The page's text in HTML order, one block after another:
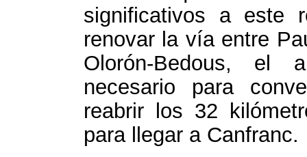
significativos a este
renovar la vía entre
Olorón-Bedous, el
necesario para
reabrir los 32
para llegar a Canfranc.